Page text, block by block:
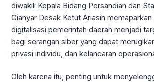
diwakili Kepala Bidang Persandian dan
Gianyar Desak Ketut Ariasih
digitalisasi pemerintah daerah menjadi
bagi serangan siber yang dapat
privasi individu, dan kelancaran
Oleh karena itu, penting untuk